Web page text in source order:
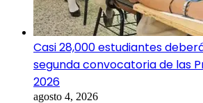
Casi 28,000 estudiantes
segunda convocatoria de las
2026
agosto 4, 2026